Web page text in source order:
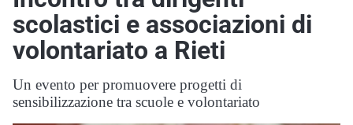
scolastici e associazioni di
volontariato a Rieti
Un evento per promuovere progetti di
sensibilizzazione tra scuole e volontariato